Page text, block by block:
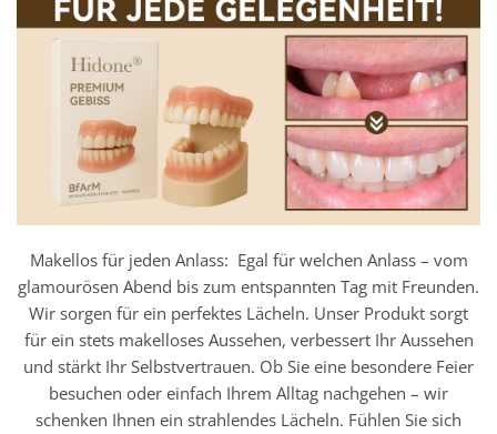
Makellos für jeden Anlass: Egal für welchen Anlass – vom
glamourösen Abend bis zum entspannten Tag mit Freunden.
Wir sorgen für ein perfektes Lächeln. Unser Produkt sorgt
für ein stets makelloses Aussehen, verbessert Ihr Aussehen
und stärkt Ihr Selbstvertrauen. Ob Sie eine besondere Feier
besuchen oder einfach Ihrem Alltag nachgehen – wir
schenken Ihnen ein strahlendes Lächeln. Fühlen Sie sich